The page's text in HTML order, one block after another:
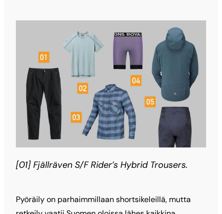
[01] Fjällräven S/F Rider’s Hybrid Trousers.
Pyöräily on parhaimmillaan shortsikeleillä, mutta